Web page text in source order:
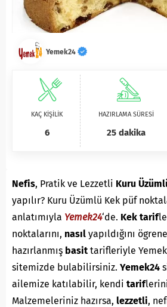
Yemek24
KAÇ KİŞİLİK
6
HAZIRLAMA SÜRESİ
25 dakika
Nefis, Pratik ve Lezzetli Kuru
yapılır? Kuru Üzümlü Kek püf
anlatımıyla Yemek24‘de. Kek tarif
noktalarını, nasıl yapıldığını
hazırlanmış basittarifleriyle
sitemizde bulabilirsiniz. Yemek24
ailemize katılabilir, kendi tarif
Malzemeleriniz hazırsa, lezzetli,